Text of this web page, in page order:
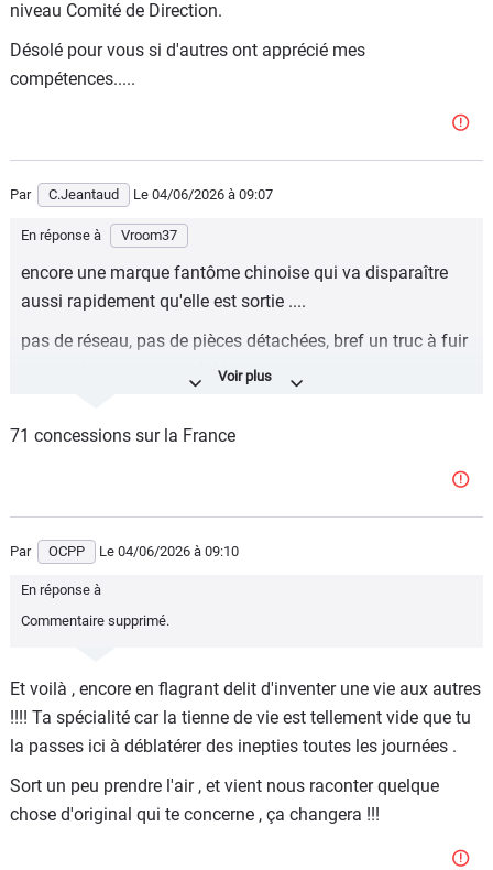
conservatisme immobile, tu es dorénavant hors d'état de
nuire.
m'offre que ce que je peux payer, principe de vie qui offre
une grande quiétude d'esprit).
niveau Comité de Direction.
Désolé pour vous si d'autres ont apprécié mes
compétences.....
Par C.Jeantaud Le 04/06/2026 à 09:07
En réponse à Vroom37
encore une marque fantôme chinoise qui va disparaître
aussi rapidement qu'elle est sortie ....
pas de réseau, pas de pièces détachées, bref un truc à fuir
car totalement inrevendable ....
71 concessions sur la France
Par OCPP Le 04/06/2026 à 09:10
En réponse à
Commentaire supprimé.
Et voilà , encore en flagrant delit d'inventer une vie aux autres
!!!! Ta spécialité car la tienne de vie est tellement vide que tu
la passes ici à déblatérer des inepties toutes les journées .
Sort un peu prendre l'air , et vient nous raconter quelque
chose d'original qui te concerne , ça changera !!!